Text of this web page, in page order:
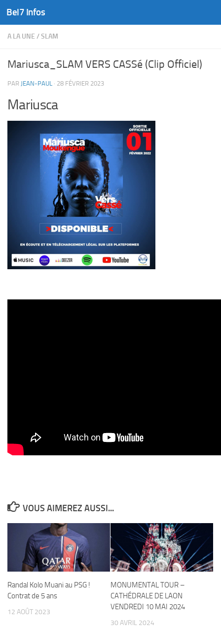
Skip to content
Bel7 Infos
A LA UNE /SLAM
Mariusca_SLAM VERS CASSé (Clip Officiel)
PAR JEAN-PAUL · 28 FÉVRIER 2023
Mariusca
VOUS AIMEREZ AUSSI...
Randal Kolo Muani au PSG !
Contrat de 5 ans
12 AOÛT 2023
MONUMENTAL TOUR –
CATHÉDRALE DE LAON
VENDREDI 10 MAI 2024
30 AVRIL 2024